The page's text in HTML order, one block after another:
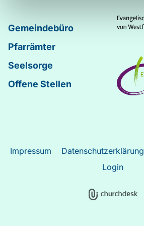
Gemeindebüro
Pfarrämter
Seelsorge
Offene Stellen
Impressum Datenschutzerklärung
Login